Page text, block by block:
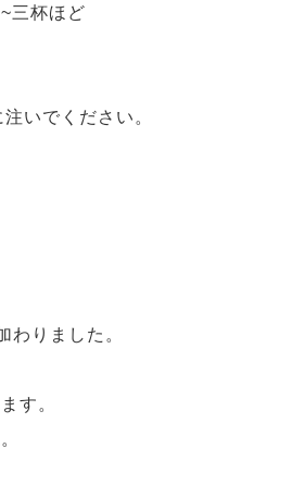
三杯ほど
いでください。
りました。
す。